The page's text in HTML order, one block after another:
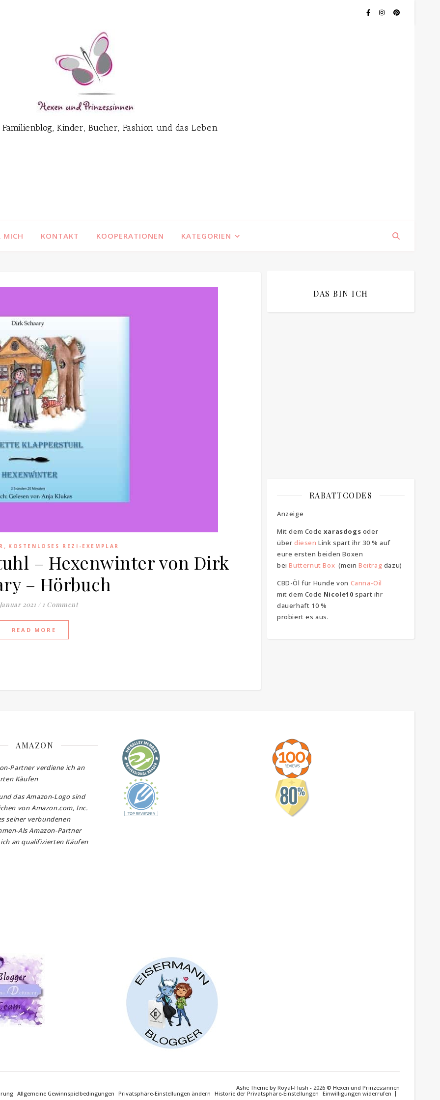
Familienblog, Kinder, Bücher, Fashion und das Leben
MICH KONTAKT KOOPERATIONEN KATEGORIEN
, KOSTENLOSES REZI-EXEMPLAR
– Hexenwinter von Dirk
– Hörbuch
2021 / 1 Comment
READ MORE
DAS BIN ICH
RABATTCODES
Anzeige
Mit dem Code xarasdogs oder
über diesen Link spart ihr 30 % auf
eure ersten beiden Boxen
beiButternut Box (meinBeitrag dazu)
CBD-Öl für Hunde von Canna-Oil
mit dem Code Nicole10 spart ihr
dauerhaft 10 %
probiert es aus.
AMAZON
Partner verdiene ich an
Käufen
das Amazon-Logo sind
von Amazon.com, Inc.
seiner verbundenen
Als Amazon-Partner
an qualifizierten Käufen
Ashe Theme by Royal-Flush - 2026 © Hexen und Prinzessinnen
Allgemeine Gewinnspielbedingungen Privatsphäre-Einstellungen ändern Historie der Privatsphäre-Einstellungen Einwilligungen widerrufen